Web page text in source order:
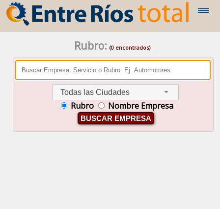
Rubro: (0 encontrados)
Todas las Ciudades
Rubro Nombre Empresa
BUSCAR EMPRESA